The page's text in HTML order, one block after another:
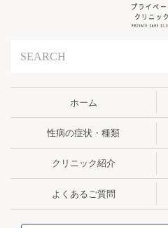
ホーム
性病の症状・種類
クリニック紹介
よくあるご質問